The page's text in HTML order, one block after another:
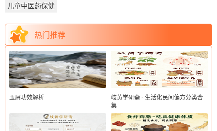
儿童中医药保健
热门推荐
玉屑功效解析
岐黄学研斋 - 生活化民间偏方分类合
集